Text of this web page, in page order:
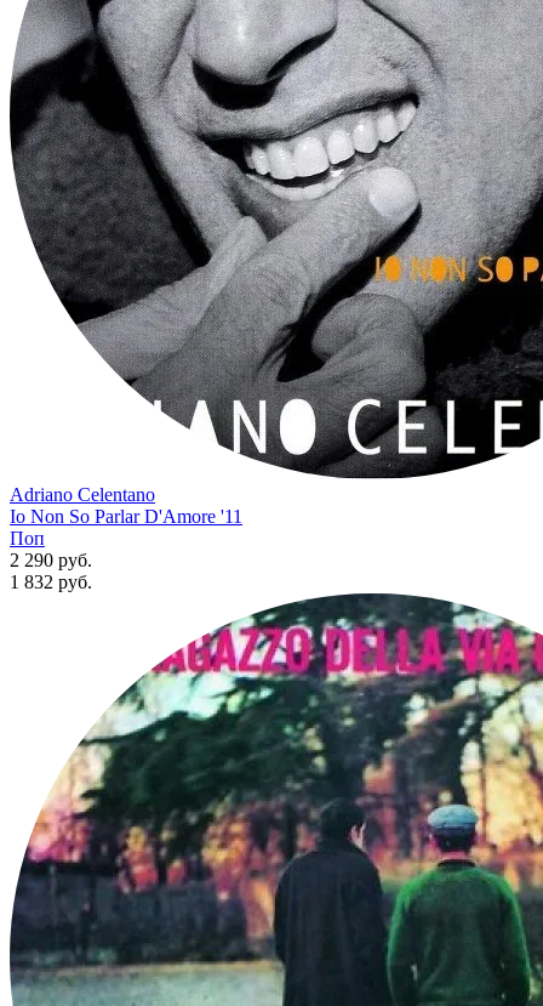
Adriano Celentano
Io Non So Parlar D'Amore '11
Поп
2 290 руб.
1 832 руб.